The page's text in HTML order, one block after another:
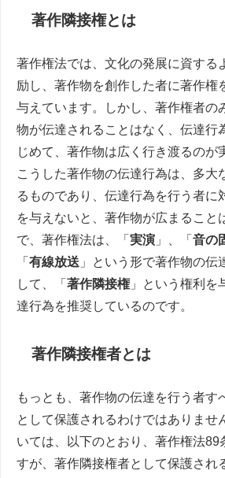
著作隣接権とは
著作権法では、文化の発展に資する
励し、著作物を創作した者に著作権
与えています。しかし、著作権者の
物が伝達されることはなく、伝達行
じめて、著作物は広く行き渡るのが
こうした著作物の伝達行為は、多大
るものであり、伝達行為を行う者に
を与えないと、著作物が広まること
で、著作権法は、「 実演 」、「 音の
「 有線放送 」という形で著作物の伝
して、「 著作隣接権」という権利を
達行為を推奨しているのです。
著作隣接権者とは
もっとも、著作物の伝達を行う者す
として保護されるわけではありませ
いては、以下のとおり、著作権法89
すが、著作隣接権者として保護され